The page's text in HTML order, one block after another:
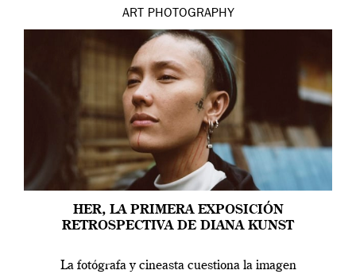
ART PHOTOGRAPHY
HER, LA PRIMERA EXPOSICIÓN
RETROSPECTIVA DE DIANA KUNST
La fotógrafa y cineasta cuestiona la imagen